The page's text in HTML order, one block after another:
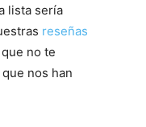
lista sería
reseñas
no te
nos han